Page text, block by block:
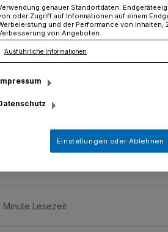
du für
und sind unzufrieden, aber
Doch das könnte sich mit
ändern...
Minute Lesezeit
genauer Standortdaten.
oder Zugriff auf Informationen auf einem
und der Performance von
von Angeboten.
Ausführliche Informationen
Einstellungen oder Ablehnen